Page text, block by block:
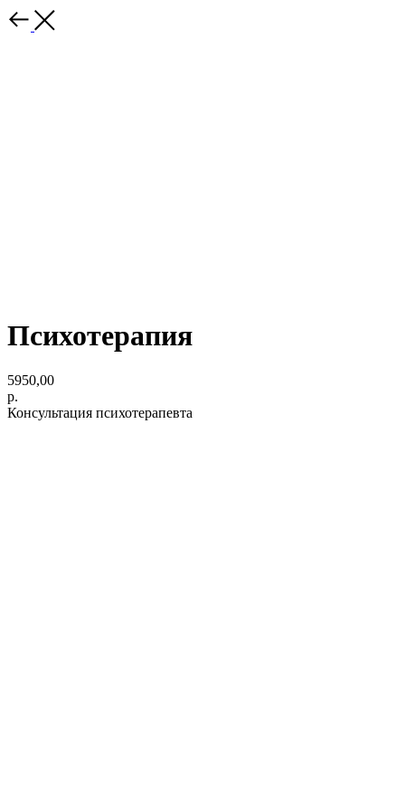
Психотерапия
5950,00
р.
Консультация психотерапевта